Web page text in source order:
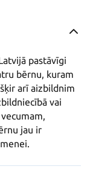
pastāvīgi
bērnu, kuram
arī aizbildnim
vai
jau ir